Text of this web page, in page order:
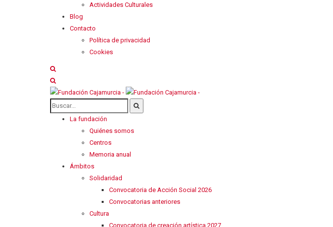
Actividades Culturales
Blog
Contacto
Política de privacidad
Cookies
La fundación
Quiénes somos
Centros
Memoria anual
Ámbitos
Solidaridad
Convocatoria de Acción Social 2026
Convocatorias anteriores
Cultura
Convocatoria de creación artística 2027